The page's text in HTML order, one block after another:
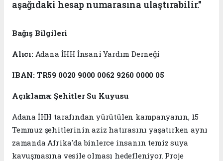
aşağıdaki hesap numarasına ulaştırabilir."
Bağış Bilgileri
Alıcı:Adana İHH İnsani Yardım Derneği
IBAN: TR59 0020 9000 0062 9260 0000 05
Açıklama: Şehitler Su Kuyusu
Adana İHH tarafından yürütülen kampanyanın, 15
Temmuz şehitlerinin aziz hatırasını yaşatırken aynı
zamanda Afrika'da binlerce insanın temiz suya
kavuşmasına vesile olması hedefleniyor. Proje